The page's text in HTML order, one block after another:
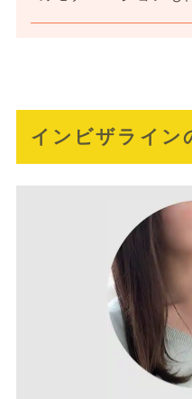
インビザライン